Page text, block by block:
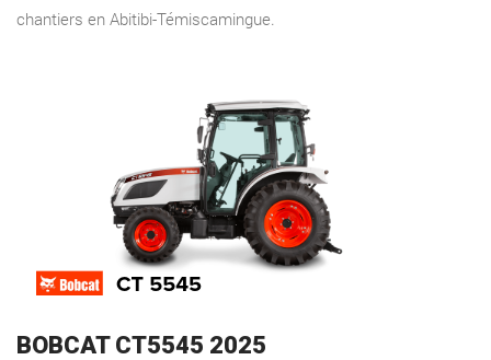
chantiers en Abitibi-Témiscamingue.
BOBCAT CT5545 2025